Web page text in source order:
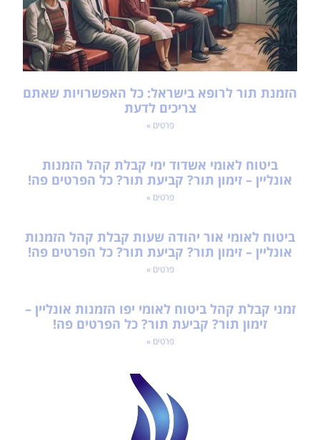
הזמנת תור לרופא בישראל: כל האפשרויות שאתם
צריכים לדעת
פרטים »
ביטוח לאומי אשדוד ימי קבלת קהל הזמנות
אונליין – זימון תור? קביעת תור? כל הפרטים פה!
פרטים »
ביטוח לאומי אור יהודה שעות קבלת קהל הזמנות
אונליין – זימון תור? קביעת תור? כל הפרטים פה!
פרטים »
זמני קבלת קהל ביטוח לאומי יפו הזמנות אונליין –
זימון תור? קביעת תור? כל הפרטים פה!
פרטים »